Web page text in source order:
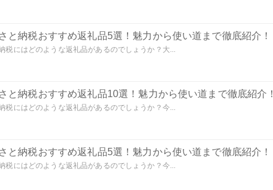
と納税おすすめ返礼品5選！魅力から使い道まで徹底紹介！
税にはどのような返礼品があるのでしょうか？大...
と納税おすすめ返礼品10選！魅力から使い道まで徹底紹介！
税にはどのような返礼品があるのでしょうか？今...
と納税おすすめ返礼品5選！魅力から使い道まで徹底紹介！
税にはどのような返礼品があるのでしょうか？今...